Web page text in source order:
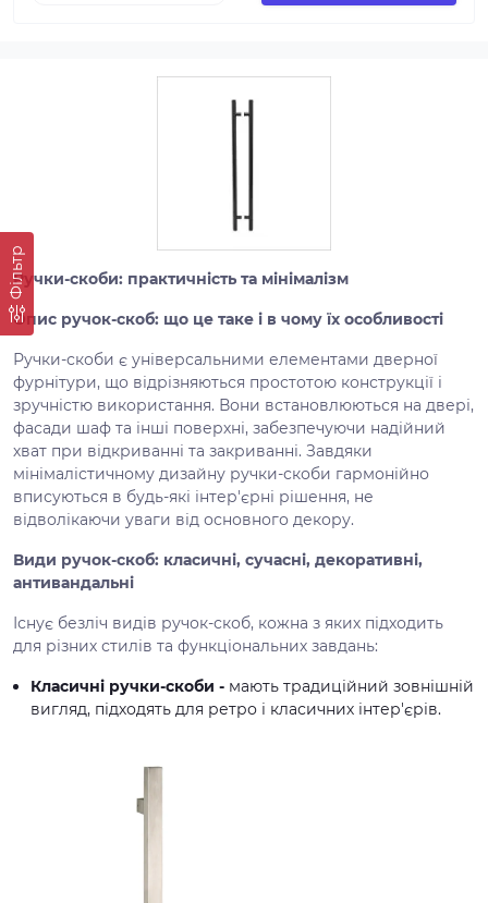
Фільтр
Ручки-скоби: практичність та мінімалізм
Опис ручок-скоб: що це таке і в чому їх особливості
Ручки-скоби є універсальними елементами дверної
фурнітури, що відрізняються простотою конструкції і
зручністю використання. Вони встановлюються на двері,
фасади шаф та інші поверхні, забезпечуючи надійний
хват при відкриванні та закриванні. Завдяки
мінімалістичному дизайну ручки-скоби гармонійно
вписуються в будь-які інтер'єрні рішення, не
відволікаючи уваги від основного декору.
Види ручок-скоб: класичні, сучасні, декоративні,
антивандальні
Існує безліч видів ручок-скоб, кожна з яких підходить
для різних стилів та функціональних завдань:
Класичні ручки-скоби - мають традиційний зовнішній
вигляд, підходять для ретро і класичних інтер'єрів.